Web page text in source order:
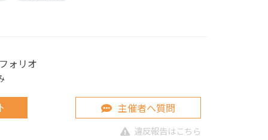
ォリオ
主催者へ質問
違反報告はこちら